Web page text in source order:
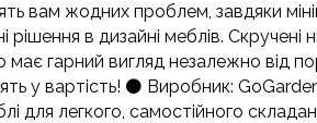
вам жодних проблем, завдяки
рішення в дизайні меблів. Скручені
має гарний вигляд незалежно від
у вартість! ⚫️ Виробник:
для легкого, самостійного